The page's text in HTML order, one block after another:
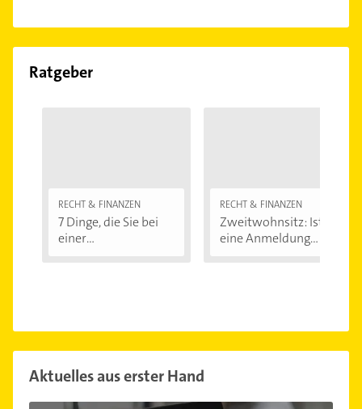
Ratgeber
RECHT & FINANZEN
7 Dinge, die Sie bei
einer
RECHT & FINANZEN
Zweitwohnsitz: Ist
eine Anmeldung...
Aktuelles aus erster Hand